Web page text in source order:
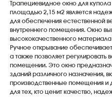
Трапециевидное окно для
площадью 2,15 м2 является
для обеспечения естественной
внутреннего помещения. Окно
высококачественного
Ручное открывание
а также позволяет регулировать
помещении. Это окно
зданий различного назначения,
производственные помещения и
для тех, кто ценит качество,